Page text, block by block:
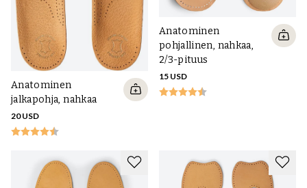
Anatominen
jalkapohja, nahkaa
20 USD
Anatominen
pohjallinen, nahkaa,
2/3-pituus
15 USD